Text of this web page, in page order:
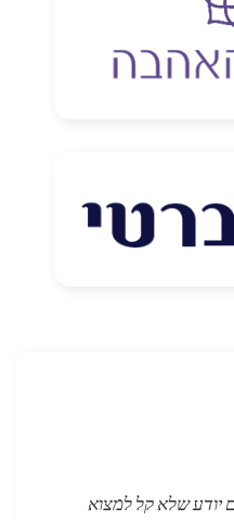
יודע שלא קל למצוא